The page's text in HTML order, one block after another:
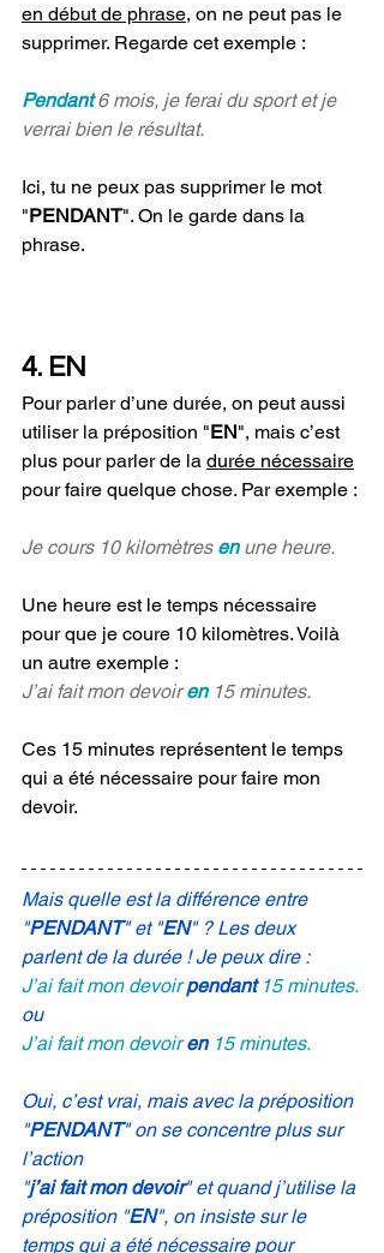
en début de phrase, on ne peut pas le
supprimer. Regarde cet exemple :
Pendant 6 mois, je ferai du sport et je
verrai bien le résultat.
Ici, tu ne peux pas supprimer le mot
"PENDANT". On le garde dans la
phrase.
4. EN
Pour parler d’une durée, on peut aussi
utiliser la préposition "EN", mais c’est
plus pour parler de la durée nécessaire
pour faire quelque chose. Par exemple :
Je cours 10 kilomètres en une heure.
Une heure est le temps nécessaire
pour que je coure 10 kilomètres. Voilà
un autre exemple :
J’ai fait mon devoir en 15 minutes.
Ces 15 minutes représentent le temps
qui a été nécessaire pour faire mon
devoir.
Mais quelle est la différence entre
"PENDANT" et "EN" ? Les deux
parlent de la durée ! Je peux dire :
J’ai fait mon devoir pendant 15 minutes.
ou
J’ai fait mon devoir en 15 minutes.
Oui, c’est vrai, mais avec la préposition
"PENDANT" on se concentre plus sur
l’action
"j’ai fait mon devoir" et quand j’utilise la
préposition "EN", on insiste sur le
temps qui a été nécessaire pour